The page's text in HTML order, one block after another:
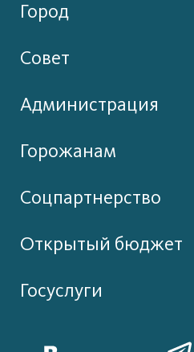
Город
Совет
Администрация
Горожанам
Соцпартнерство
Открытый бюджет
Госуслуги